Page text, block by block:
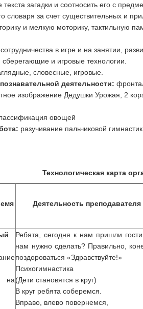
текста загадки и соотносить его с
словаря за счет существительных и
и мелкую моторику, тактильную
в игре и на занятии,
сберегающие и игровые технологии.
словесные, игровые.
деятельности:
изображение Дедушки Урожая, 2
овощей
разучивание пальчиковой
Технологическая карта
Деятельность преподавателя
Ребята, сегодня к нам пришли
нам нужно сделать? Правильно,
поздороваться «Здравствуйте!»
Психогимнастика
(Дети становятся в круг)
В круг ребята соберемся.
Вправо, влево повернемся,